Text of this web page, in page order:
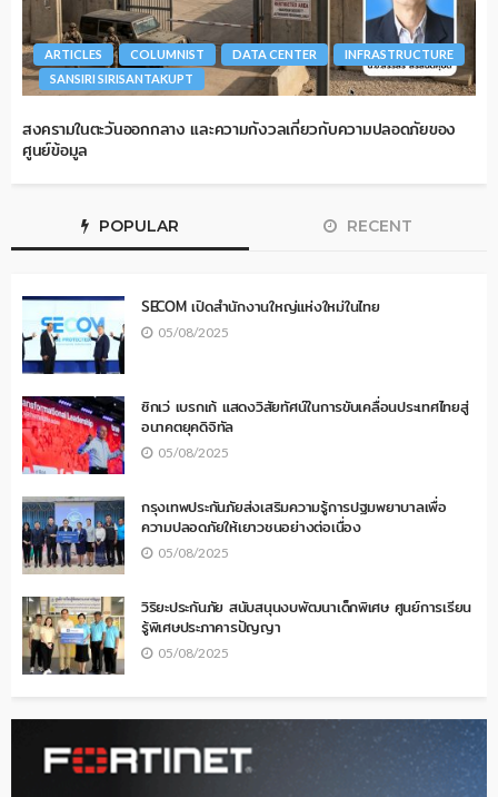
ARTICLES COLUMNIST DATA CENTER
INFRASTRUCTURE
SANSIRI SIRISANTAKUPT
สงครามในตะวันออกกลาง และความกังวลเกี่ยวกับความปลอดภัยของ
ศูนย์ข้อมูล
POPULAR RECENT
SECOM เปิดสำนักงานใหญ่แห่งใหม่ในไทย
05/08/2025
ซิกเว่ เบรกเก้ แสดงวิสัยทัศน์ในการขับเคลื่อนประเทศไทยสู่
อนาคตยุคดิจิทัล
05/08/2025
กรุงเทพประกันภัยส่งเสริมความรู้การปฐมพยาบาลเพื่อ
ความปลอดภัยให้เยาวชนอย่างต่อเนื่อง
05/08/2025
วิริยะประกันภัย สนับสนุนงบพัฒนาเด็กพิเศษ ศูนย์การเรียน
รู้พิเศษประภาคารปัญญา
05/08/2025